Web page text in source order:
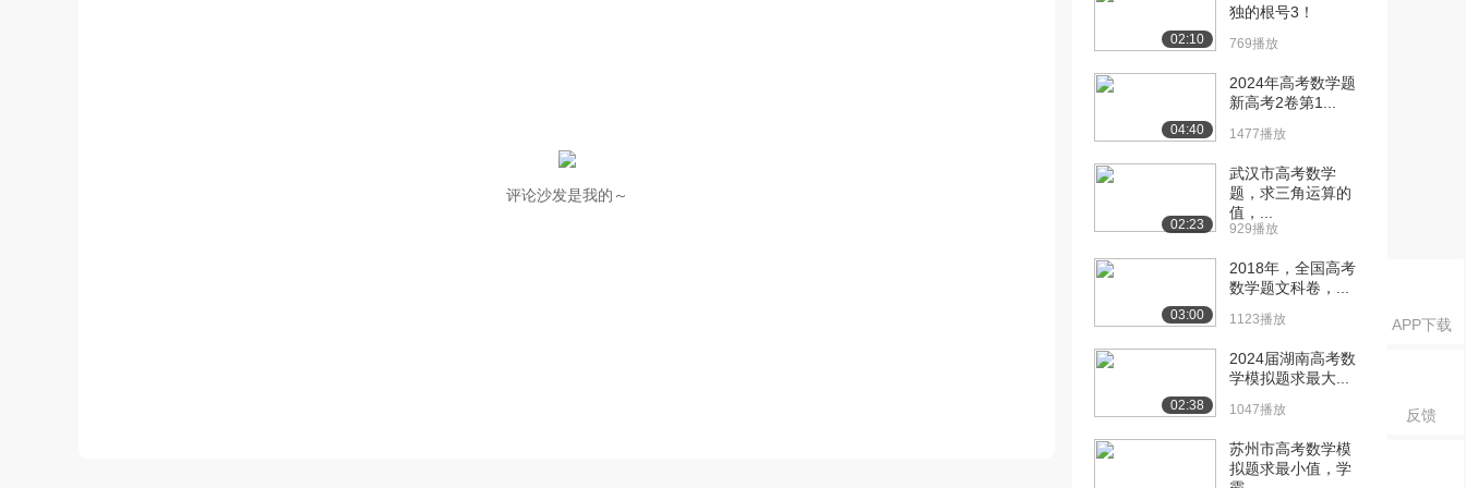
APP下载
反馈
评论沙发是我的～
02:10
独的根号3！
769播放
04:40
2024年高考数学题
新高考2卷第1...
1477播放
02:23
武汉市高考数学
题，求三角运算的
值，...
929播放
03:00
2018年，全国高考
数学题文科卷，...
1123播放
02:38
2024届湖南高考数
学模拟题求最大...
1047播放
苏州市高考数学模
拟题求最小值，学